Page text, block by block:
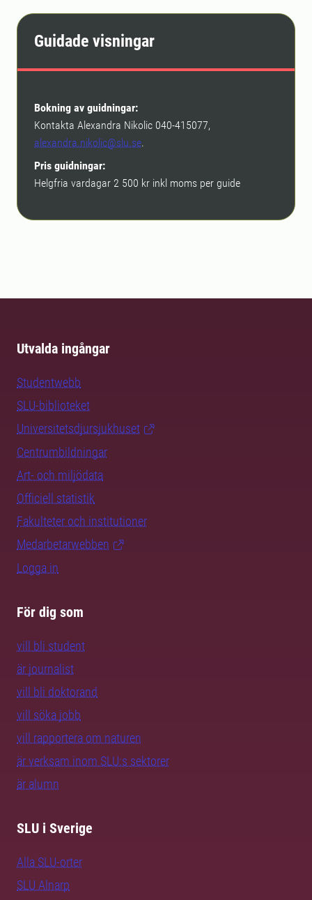
Guidade visningar
Bokning av guidningar:
Kontakta Alexandra Nikolic 040-415077,
alexandra.nikolic@slu.se.
Pris guidningar:
Helgfria vardagar 2 500 kr inkl moms per guide
Utvalda ingångar
Studentwebb
SLU-biblioteket
Universitetsdjursjukhuset
Centrumbildningar
Art- och miljödata
Officiell statistik
Fakulteter och institutioner
Medarbetarwebben
Logga in
För dig som
vill bli student
är journalist
vill bli doktorand
vill söka jobb
vill rapportera om naturen
är verksam inom SLU:s sektorer
är alumn
SLU i Sverige
Alla SLU-orter
SLU Alnarp